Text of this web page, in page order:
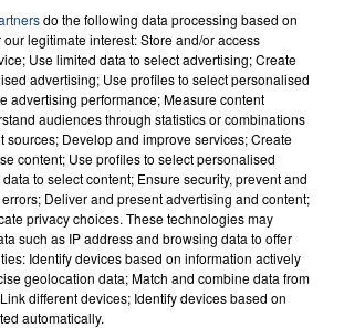
À LENS : UNE FEMME ET
LA VIE ET LA...
immolé par le feu après avoir
et leur bébé de trois mois
do the following data processing based on
legitimate interest: Store and/or access
Use limited data to select advertising; Create
advertising; Use profiles to select personalised
advertising performance; Measure content
audiences through statistics or combinations
sources; Develop and improve services; Create
content; Use profiles to select personalised
to select content; Ensure security, prevent and
Deliver and present advertising and content;
privacy choices. These technologies may
such as IP address and browsing data to offer
Identify devices based on information actively
geolocation data; Match and combine data from
different devices; Identify devices based on
automatically.